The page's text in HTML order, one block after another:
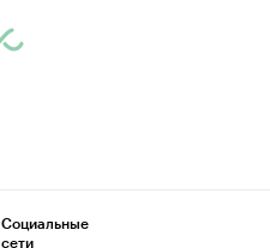
Социальные
сети